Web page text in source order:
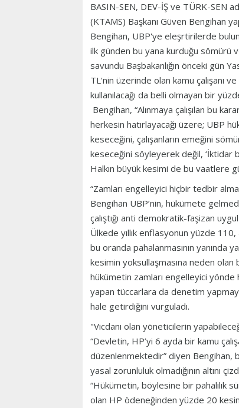
BASIN-SEN, DEV-İŞ ve TÜRK-SEN
(KTAMS) Başkanı Güven Bengihan
Bengihan, UBP'ye eleşrtirilerde
ilk günden bu yana kurduğu sömürü
savundu Başbakanlığın önceki gün
TL'nin üzerinde olan kamu çalışanı
kullanılacağı da belli olmayan bir
Bengihan, “Alınmaya çalışılan bu
herkesin hatırlayacağı üzere; UBP
keseceğini, çalışanların emeğini
keseceğini söyleyerek değil, ‘İktidar
Halkın büyük kesimi de bu vaatlere
“Zamları engelleyici hiçbir tedbir
Bengihan UBP’nin, hükümete
çalıştığı anti demokratik-faşizan
Ülkede yıllık enflasyonun yüzde 110,
bu oranda pahalanmasının yanında
kesimin yoksullaşmasına neden
hükümetin zamları engelleyici yönde
yapan tüccarlara da denetim
hale getirdiğini vurguladı.
"Vicdanı olan yöneticilerin
“Devletin, HP’yi 6 ayda bir kamu
düzenlenmektedir” diyen Bengihan,
yasal zorunluluk olmadığının altını
“Hükümetin, böylesine bir pahalılık
olan HP ödeneğinden yüzde 20